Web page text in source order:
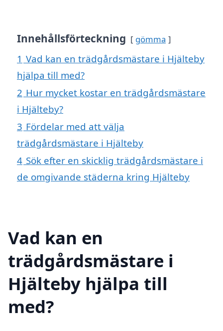
Innehållsförteckning gömma
1 Vad kan en trädgårdsmästare i Hjälteby
hjälpa till med?
2 Hur mycket kostar en trädgårdsmästare
i Hjälteby?
3 Fördelar med att välja
trädgårdsmästare i Hjälteby
4 Sök efter en skicklig trädgårdsmästare i
de omgivande städerna kring Hjälteby
Vad kan en
trädgårdsmästare i
Hjälteby hjälpa till
med?